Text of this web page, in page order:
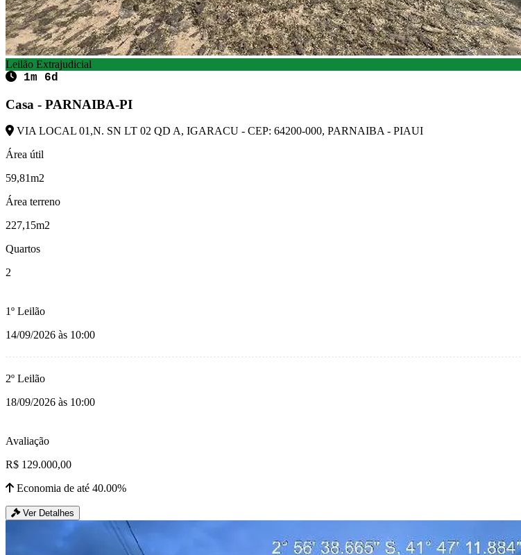
Leilão Extrajudicial
1m 6d
Casa - PARNAIBA-PI
VIA LOCAL 01,N. SN LT 02 QD A, IGARACU - CEP: 64200-000, PARNAIBA - PIAUI
Área útil
59,81m2
Área terreno
227,15m2
Quartos
2
1º Leilão
14/09/2026 às 10:00
2º Leilão
18/09/2026 às 10:00
Avaliação
R$ 129.000,00
Economia de até 40.00%
Ver Detalhes